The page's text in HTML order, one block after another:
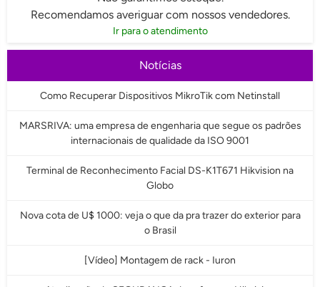
Recomendamos averiguar com nossos vendedores.
Ir para o atendimento
Notícias
Como Recuperar Dispositivos MikroTik com Netinstall
MARSRIVA: uma empresa de engenharia que segue os padrões
internacionais de qualidade da ISO 9001
Terminal de Reconhecimento Facial DS-K1T671 Hikvision na
Globo
Nova cota de U$ 1000: veja o que da pra trazer do exterior para
o Brasil
[Vídeo] Montagem de rack - Iuron